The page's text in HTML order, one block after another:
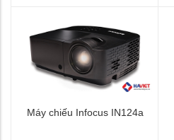
Máy chiếu Infocus IN124a